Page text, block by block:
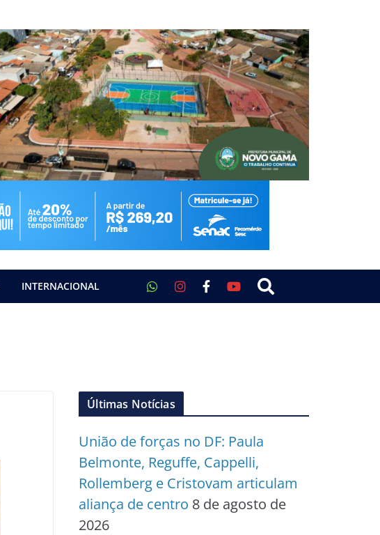
INTERNACIONAL
Últimas Notícias
União de forças no DF: Paula
Belmonte, Reguffe, Cappelli,
Rollemberg e Cristovam articulam
aliança de centro 8 de agosto de
2026